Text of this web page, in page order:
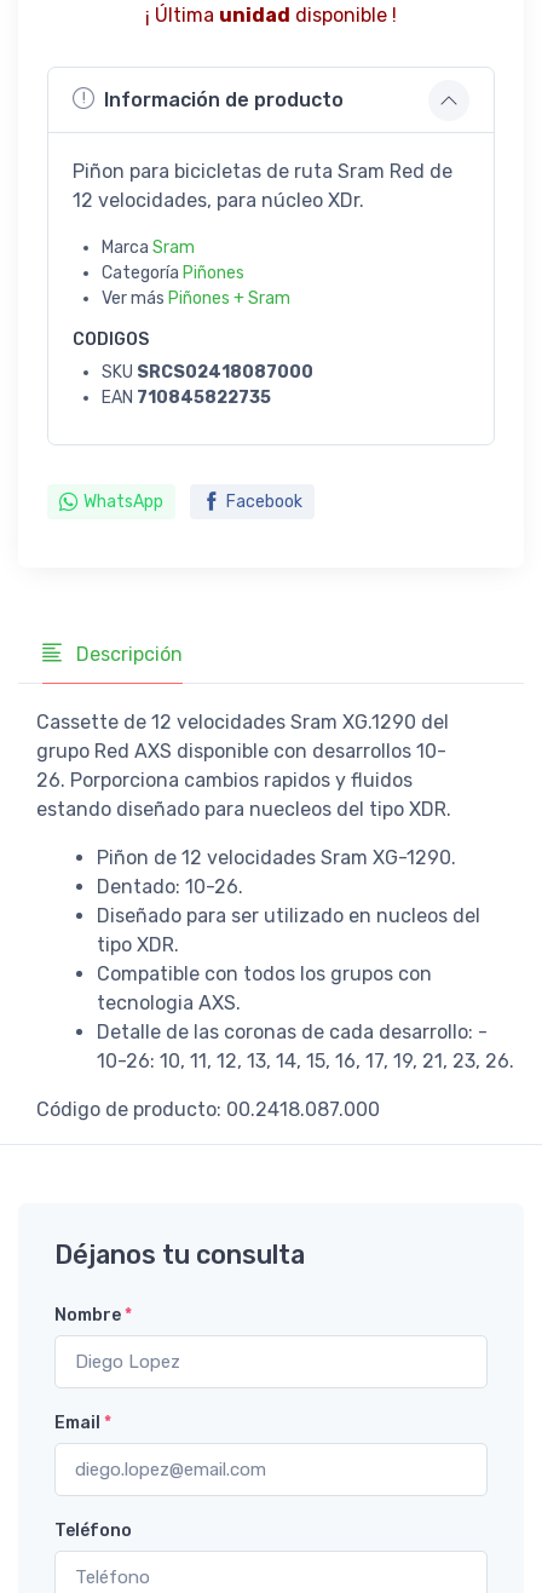
¡ Última unidad disponible !
Información de producto
Piñon para bicicletas de ruta Sram Red de
12 velocidades, para núcleo XDr.
Marca Sram
Categoría Piñones
Ver más Piñones + Sram
CODIGOS
SKU SRCS02418087000
EAN 710845822735
WhatsApp Facebook
Descripción
Cassette de 12 velocidades Sram XG.1290 del
grupo Red AXS disponible con desarrollos 10-
26. Porporciona cambios rapidos y fluidos
estando diseñado para nuecleos del tipo XDR.
Piñon de 12 velocidades Sram XG-1290.
Dentado: 10-26.
Diseñado para ser utilizado en nucleos del
tipo XDR.
Compatible con todos los grupos con
tecnologia AXS.
Detalle de las coronas de cada desarrollo: -
10-26: 10, 11, 12, 13, 14, 15, 16, 17, 19, 21, 23, 26.
Código de producto: 00.2418.087.000
Déjanos tu consulta
Nombre*
Email *
Teléfono